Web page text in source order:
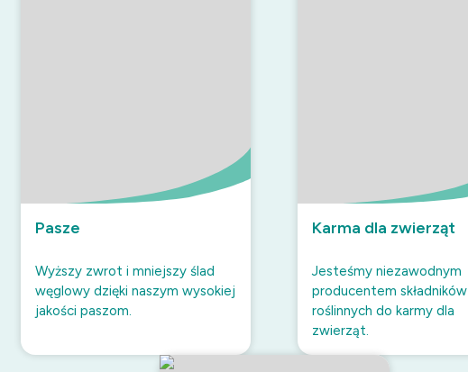
Pasze
Wyższy zwrot i mniejszy ślad
węglowy dzięki naszym wysokiej
jakości paszom.
Karma dla zwierząt
Jesteśmy niezawodnym
producentem składników
roślinnych do karmy dla
zwierząt.